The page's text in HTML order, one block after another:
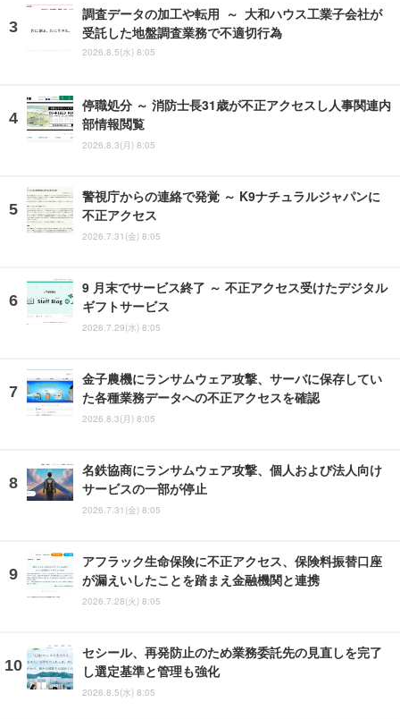
調査データの加工や転用 ～ 大和ハウス工業子会社が
受託した地盤調査業務で不適切行為
2026.8.5(水) 8:05
停職処分 ～ 消防士長31歳が不正アクセスし人事関連内
部情報閲覧
2026.8.3(月) 8:05
警視庁からの連絡で発覚 ～ K9ナチュラルジャパンに
不正アクセス
2026.7.31(金) 8:05
9 月末でサービス終了 ～ 不正アクセス受けたデジタル
ギフトサービス
2026.7.29(水) 8:05
金子農機にランサムウェア攻撃、サーバに保存してい
た各種業務データへの不正アクセスを確認
2026.8.3(月) 8:05
名鉄協商にランサムウェア攻撃、個人および法人向け
サービスの一部が停止
2026.7.31(金) 8:05
アフラック生命保険に不正アクセス、保険料振替口座
が漏えいしたことを踏まえ金融機関と連携
2026.7.28(火) 8:05
セシール、再発防止のため業務委託先の見直しを完了
し選定基準と管理も強化
2026.8.5(水) 8:05